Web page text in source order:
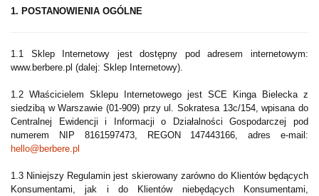
1. POSTANOWIENIA OGÓLNE
1.1 Sklep Internetowy jest dostępny pod adresem internetowym:
www.berbere.pl (dalej: Sklep Internetowy).
1.2 Właścicielem Sklepu Internetowego jest SCE Kinga Bielecka z
siedzibą w Warszawie (01-909) przy ul. Sokratesa 13c/154, wpisana do
Centralnej Ewidencji i Informacji o Działalności Gospodarczej pod
numerem NIP 8161597473, REGON 147443166, adres e-mail:
hello@berbere.pl
1.3 Niniejszy Regulamin jest skierowany zarówno do Klientów będących
Konsumentami, jak i do Klientów niebędących Konsumentami,